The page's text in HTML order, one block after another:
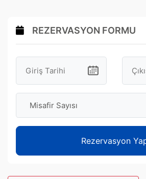
REZERVASYON FORMU
Misafir Sayısı
Rezervasyon